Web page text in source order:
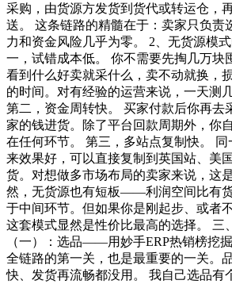
采购，由货源方发货到货代或转运仓，
送。 这条链路的精髓在于：卖家只负责
力和资金风险几乎为零。 2、无货源模
一，试错成本低。 你不需要先掏几万块
看到什么好卖就采什么，卖不动就换，
的时间。对有经验的运营来说，一天测
第二，资金周转快。 买家付款后你再去
家的钱进货。除了平台回款周期外，你
在任何环节。 第三，多站点复制快。 同
来效果好，可以直接复制到英国站、美
货。对想做多市场布局的卖家来说，这
然，无货源也有短板——利润空间比有
于中间环节。但如果你是刚起步、或者
这套模式显然是性价比最高的选择。 三
（一）：选品——用妙手ERP热销榜挖
全链路的第一关，也是最重要的一关。
快、发货再流畅都没用。 我自己选品有